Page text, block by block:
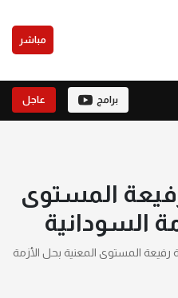
مباشر
برامج عاجل
رفيعة المستوى
السودانية
رفيعة المستوى المعنية بحل الأزمة